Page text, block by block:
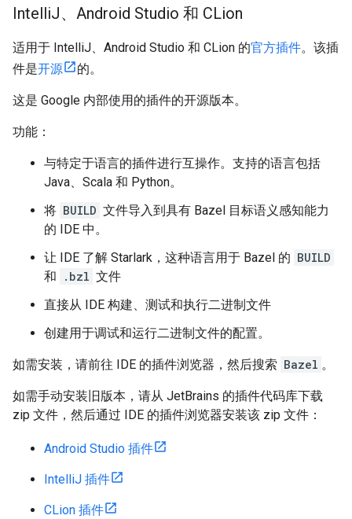
IntelliJ、Android Studio 和 CLion
适用于 IntelliJ、Android Studio 和 CLion 的官方插件。该插
件是开源 的。
这是 Google 内部使用的插件的开源版本。
功能：
与特定于语言的插件进行互操作。支持的语言包括
Java、Scala 和 Python。
将 BUILD 文件导入到具有 Bazel 目标语义感知能力
的 IDE 中。
让 IDE 了解 Starlark，这种语言用于 Bazel 的 BUILD
和
.bzl 文件
直接从 IDE 构建、测试和执行二进制文件
创建用于调试和运行二进制文件的配置。
如需安装，请前往 IDE 的插件浏览器，然后搜索 Bazel 。
如需手动安装旧版本，请从 JetBrains 的插件代码库下载
zip 文件，然后通过 IDE 的插件浏览器安装该 zip 文件：
Android Studio 插件
IntelliJ 插件
CLion 插件